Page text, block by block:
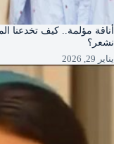
أناقة مؤلمة.. كيف تخدعنا
نشعر؟
يناير 29, 2026